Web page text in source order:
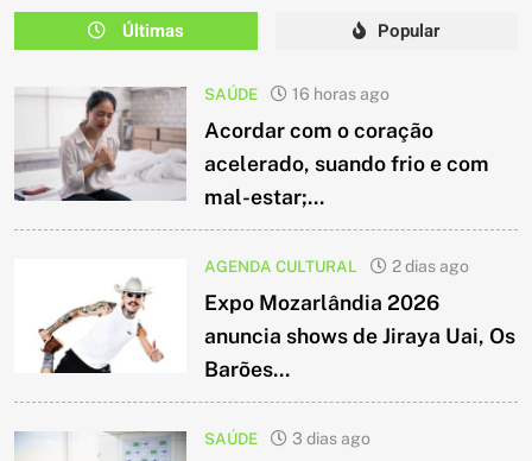
Últimas Popular
SAÚDE 16 horas ago
Acordar com o coração
acelerado, suando frio e com
mal-estar;...
AGENDA CULTURAL 2 dias ago
Expo Mozarlândia 2026
anuncia shows de Jiraya Uai, Os
Barões...
SAÚDE 3 dias ago